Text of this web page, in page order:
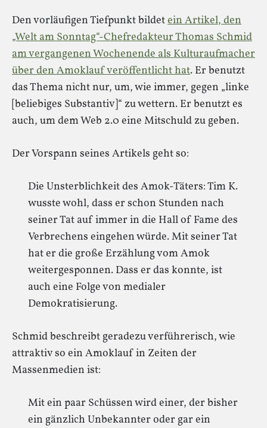
Den vorläufigen Tiefpunkt bildetein Artikel, den
„Welt am Sonntag“-Chefredakteur Thomas Schmid
am vergangenen Wochenende als Kulturaufmacher
über den Amoklauf veröffentlicht hat. Er benutzt
das Thema nicht nur, um, wie immer, gegen „linke
[beliebiges Substantiv]“ zu wettern. Er benutzt es
auch, um dem Web 2.0 eine Mitschuld zu geben.
Der Vorspann seines Artikels geht so:
Die Unsterblichkeit des Amok-Täters: Tim K.
wusste wohl, dass er schon Stunden nach
seiner Tat auf immer in die Hall of Fame des
Verbrechens eingehen würde. Mit seiner Tat
hat er die große Erzählung vom Amok
weitergesponnen. Dass er das konnte, ist
auch eine Folge von medialer
Demokratisierung.
Schmid beschreibt geradezu verführerisch, wie
attraktiv so ein Amoklauf in Zeiten der
Massenmedien ist:
Mit ein paar Schüssen wird einer, der bisher
ein gänzlich Unbekannter oder gar ein